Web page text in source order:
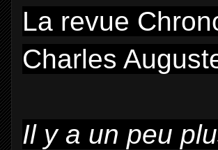
La revue
Charles
Il y a un peu